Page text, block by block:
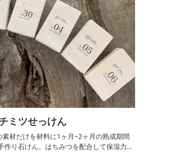
ミツせっけん
材だけを材料に1ヶ月~2ヶ月の熟成期間
作り石けん。はちみつを配合して保湿力を